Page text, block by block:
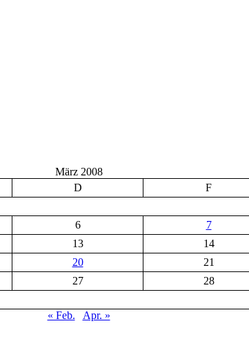
März 2008
D F
6 7
13 14
20 21
27 28
« Feb.
Apr. »